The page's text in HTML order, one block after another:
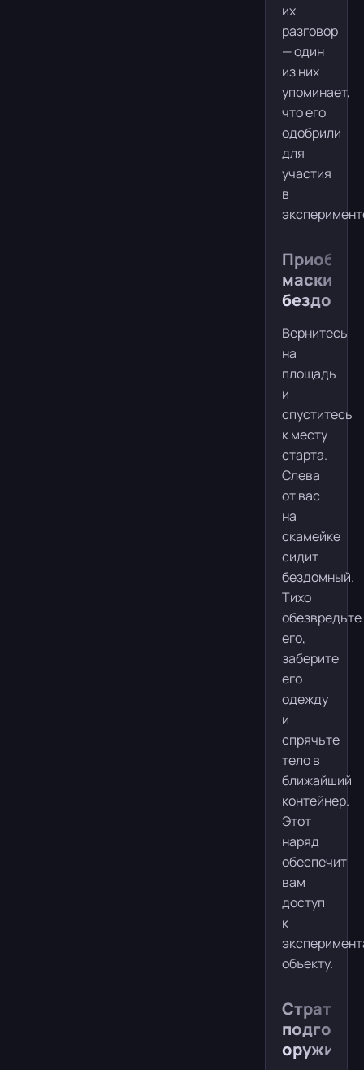
их
разговор
— один
из них
упоминает,
что его
одобрили
для
участия
в
маски
Вернитесь
на
площадь
и
спуститесь
к месту
старта.
Слева
от вас
на
скамейке
сидит
бездомный.
Тихо
обезвредьте
его,
заберите
его
одежду
и
спрячьте
тело в
ближайший
контейнер.
Этот
наряд
обеспечит
вам
доступ
к
объекту.
оружия